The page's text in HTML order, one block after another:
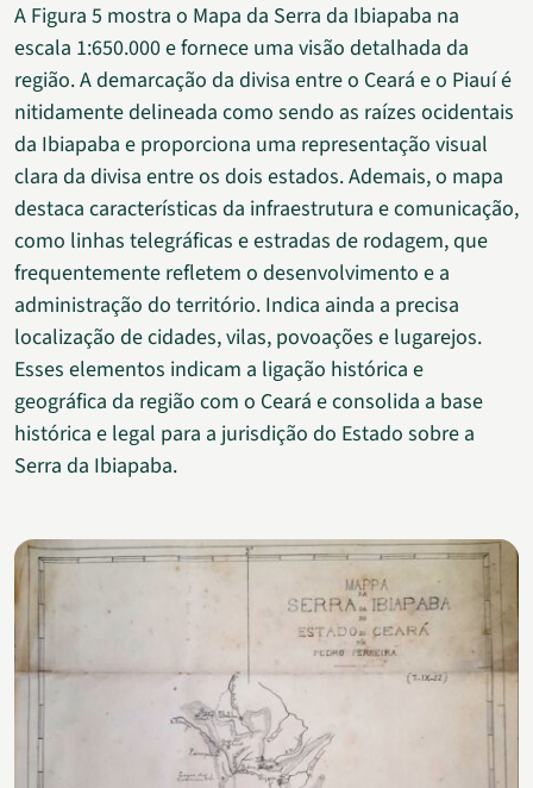
A Figura 5 mostra o Mapa da Serra da Ibiapaba na
escala 1:650.000 e fornece uma visão detalhada da
região. A demarcação da divisa entre o Ceará e o Piauí é
nitidamente delineada como sendo as raízes ocidentais
da Ibiapaba e proporciona uma representação visual
clara da divisa entre os dois estados. Ademais, o mapa
destaca características da infraestrutura e comunicação,
como linhas telegráficas e estradas de rodagem, que
frequentemente refletem o desenvolvimento e a
administração do território. Indica ainda a precisa
localização de cidades, vilas, povoações e lugarejos.
Esses elementos indicam a ligação histórica e
geográfica da região com o Ceará e consolida a base
histórica e legal para a jurisdição do Estado sobre a
Serra da Ibiapaba.